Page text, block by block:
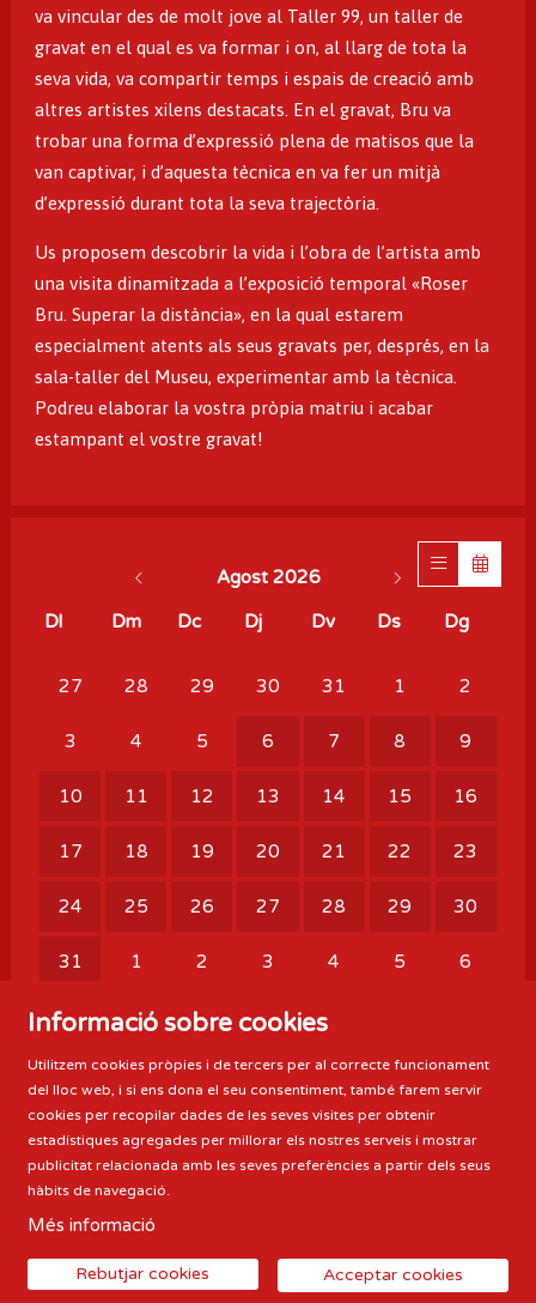
va vincular des de molt jove al Taller 99, un taller de
gravat en el qual es va formar i on, al llarg de tota la
seva vida, va compartir temps i espais de creació amb
altres artistes xilens destacats. En el gravat, Bru va
trobar una forma d’expressió plena de matisos que la
van captivar, i d’aquesta tècnica en va fer un mitjà
d’expressió durant tota la seva trajectòria.
Us proposem descobrir la vida i l’obra de l’artista amb
una visita dinamitzada a l’exposició temporal «Roser
Bru. Superar la distància», en la qual estarem
especialment atents als seus gravats per, després, en la
sala-taller del Museu, experimentar amb la tècnica.
Podreu elaborar la vostra pròpia matriu i acabar
estampant el vostre gravat!
Agost 2026
Dl Dm Dc Dj Dv Ds Dg
No hi ha cap activitat aquest mes
27 28 29 30 31 1 2
3 4 5 6 7 8 9
10 11 12 13 14 15 16
17 18 19 20 21 22 23
24 25 26 27 28 29 30
31 1 2 3 4 5 6
Mes anterior
Informació sobre cookies
Utilitzem cookies pròpies i de tercers per al correcte funcionament
del lloc web, i si ens dona el seu consentiment, també farem servir
cookies per recopilar dades de les seves visites per obtenir
estadístiques agregades per millorar els nostres serveis i mostrar
publicitat relacionada amb les seves preferències a partir dels seus
hàbits de navegació.
Més informació
Acceptar cookies
Rebutjar cookies